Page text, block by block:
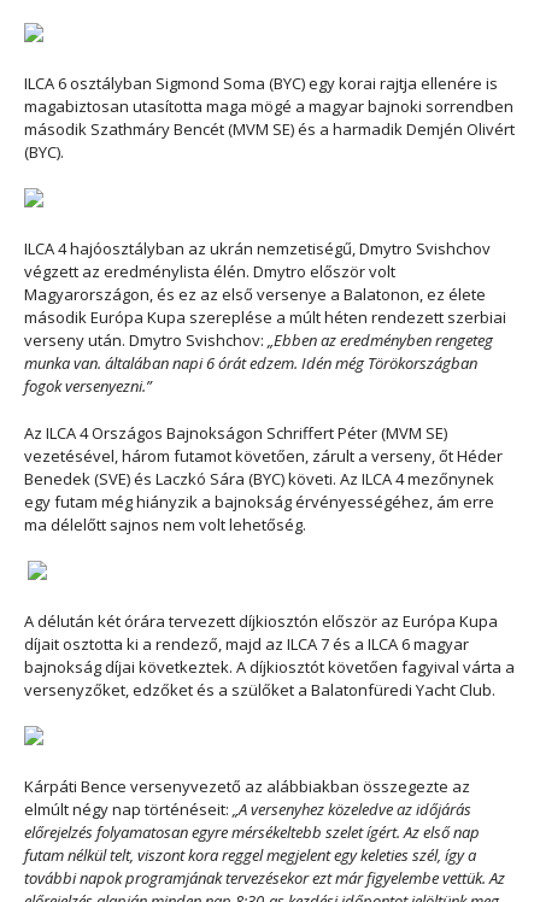
ILCA 6 osztályban Sigmond Soma (BYC) egy korai rajtja ellenére is
magabiztosan utasította maga mögé a magyar bajnoki sorrendben
második Szathmáry Bencét (MVM SE) és a harmadik Demjén Olivért
(BYC).
ILCA 4 hajóosztályban az ukrán nemzetiségű, Dmytro Svishchov
végzett az eredménylista élén. Dmytro először volt
Magyarországon, és ez az első versenye a Balatonon, ez élete
második Európa Kupa szereplése a múlt héten rendezett szerbiai
verseny után. Dmytro Svishchov: „Ebben az eredményben rengeteg
munka van. általában napi 6 órát edzem. Idén még Törökországban
fogok versenyezni.”
Az ILCA 4 Országos Bajnokságon Schriffert Péter (MVM SE)
vezetésével, három futamot követően, zárult a verseny, őt Héder
Benedek (SVE) és Laczkó Sára (BYC) követi. Az ILCA 4 mezőnynek
egy futam még hiányzik a bajnokság érvényességéhez, ám erre
ma délelőtt sajnos nem volt lehetőség.
A délután két órára tervezett díjkiosztón először az Európa Kupa
díjait osztotta ki a rendező, majd az ILCA 7 és a ILCA 6 magyar
bajnokság díjai következtek. A díjkiosztót követően fagyival várta a
versenyzőket, edzőket és a szülőket a Balatonfüredi Yacht Club.
Kárpáti Bence versenyvezető az alábbiakban összegezte az
elmúlt négy nap történéseit: „A versenyhez közeledve az időjárás
előrejelzés folyamatosan egyre mérsékeltebb szelet ígért. Az első nap
futam nélkül telt, viszont kora reggel megjelent egy keleties szél, így a
további napok programjának tervezésekor ezt már figyelembe vettük. Az